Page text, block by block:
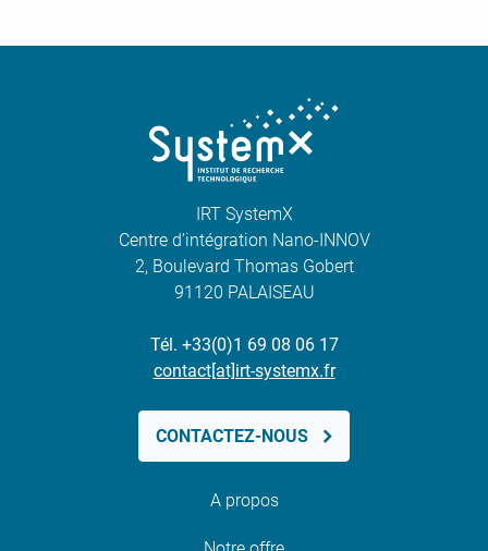
IRT SystemX
Centre d’intégration Nano-INNOV
2, Boulevard Thomas Gobert
91120 PALAISEAU
Tél. +33(0)1 69 08 06 17
contact[at]irt-systemx.fr
CONTACTEZ-NOUS
A propos